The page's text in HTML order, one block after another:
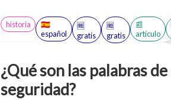
historia
🇪🇸
español
🆓
gratis
🆓
gratis
📰
artículo
¿Qué son las palabras de
seguridad?